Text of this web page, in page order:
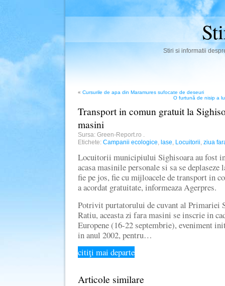
Stiri si informatii
« Cursurile de apa din Maramures sufocate de deseuri
O furtună de nisip a
Transport in comun gratuit la
masini
Sursa: Green-Report.ro
Etichete: Campanii ecologice lase Locuitorii ziua
Locuitorii municipiului Sighisoara au fost
acasa masinile personale si sa se
fie pe jos, fie cu mijloacele de transport in
a acordat gratuitate, informeaza Agerpres.
Potrivit purtatorului de cuvant al Primariei
Ratiu, aceasta zi fara masini se inscrie in
Europene (16-22 septembrie), eveniment
in anul 2002, pentru…
citiţi mai departe
Articole similare